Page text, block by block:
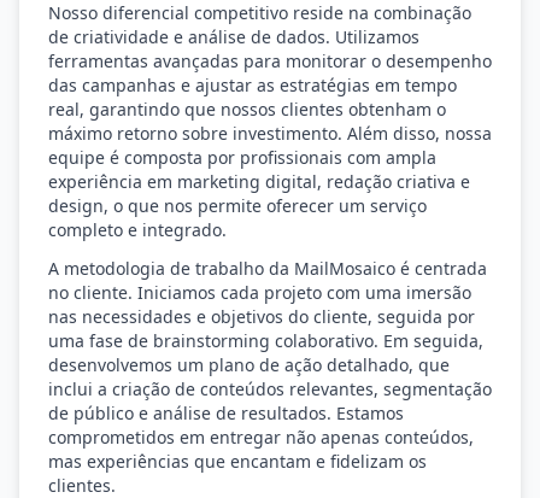
Nosso diferencial competitivo reside na combinação
de criatividade e análise de dados. Utilizamos
ferramentas avançadas para monitorar o desempenho
das campanhas e ajustar as estratégias em tempo
real, garantindo que nossos clientes obtenham o
máximo retorno sobre investimento. Além disso, nossa
equipe é composta por profissionais com ampla
experiência em marketing digital, redação criativa e
design, o que nos permite oferecer um serviço
completo e integrado.
A metodologia de trabalho da MailMosaico é centrada
no cliente. Iniciamos cada projeto com uma imersão
nas necessidades e objetivos do cliente, seguida por
uma fase de brainstorming colaborativo. Em seguida,
desenvolvemos um plano de ação detalhado, que
inclui a criação de conteúdos relevantes, segmentação
de público e análise de resultados. Estamos
comprometidos em entregar não apenas conteúdos,
mas experiências que encantam e fidelizam os
clientes.